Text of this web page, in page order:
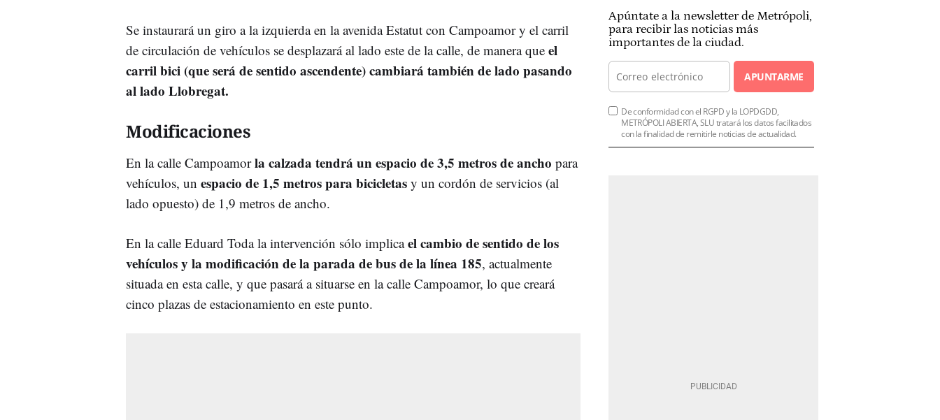
Se instaurará un giro a la izquierda en la avenida Estatut con Campoamor y el carril
de circulación de vehículos se desplazará al lado este de la calle, de manera que el
carril bici (que será de sentido ascendente) cambiará también de lado pasando
al lado Llobregat.
Modificaciones
En la calle Campoamorla calzada tendrá un espacio de 3,5 metros de ancho para
vehículos, un espacio de 1,5 metros para bicicletas y un cordón de servicios (al
lado opuesto) de 1,9 metros de ancho.
En la calle Eduard Toda la intervención sólo implicael cambio de sentido de los
vehículos y la modificación de la parada de bus de la línea 185, actualmente
situada en esta calle, y que pasará a situarse en la calle Campoamor, lo que creará
cinco plazas de estacionamiento en este punto.
Apúntate a la newsletter de Metrópoli,
para recibir las noticias más
importantes de la ciudad.
APUNTARME
De conformidad con el RGPD y la LOPDGDD,
METRÓPOLI ABIERTA, SLU tratará los datos facilitados
con la finalidad de remitirle noticias de actualidad.